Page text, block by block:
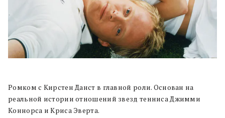
Ромком с Кирстен Данст в главной роли. Основан на
реальной истории отношений звезд тенниса Джимми
Коннорса и Криса Эверта.